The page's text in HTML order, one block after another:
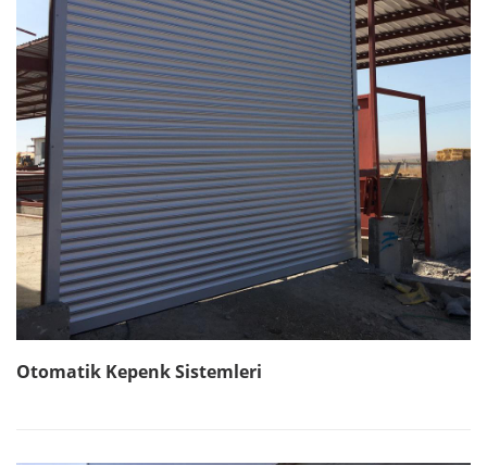
Otomatik Kepenk Sistemleri